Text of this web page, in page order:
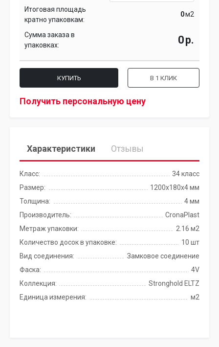
Итоговая площадь
кратно упаковкам:
м2
Сумма заказа в
упаковках:
р.
КУПИТЬ В 1 КЛИК
Получить персональную цену
Характеристики Отзывы
Класс:
34 класс
Размер:
1200х180х4 мм
Толщина:
4 мм
Производитель:
CronaPlast
Метраж упаковки:
2.16 м2
Количество досок в упаковке:
10 шт
Вид соединения:
Замковое соединение
Фаска:
4V
Коллекция:
Stronghold ELTZ
Единица измерения:
м2